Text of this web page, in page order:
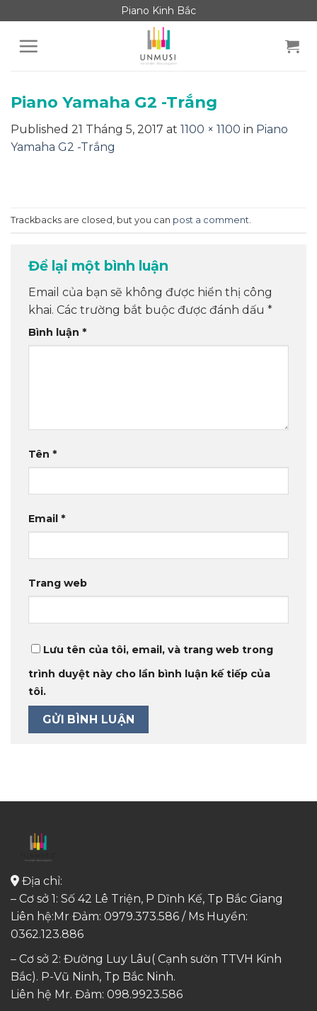
to
content
Piano Kinh Bắc
Piano Yamaha G2 -Trắng
Published 21 Tháng 5, 2017 at 1100 × 1100 in Piano
Yamaha G2 -Trắng
Trackbacks are closed, but you can post a comment
Để lại một bình luận
Email của bạn sẽ không được hiển thị công
khai. Các trường bắt buộc được đánh dấu *
Bình luận *
Tên *
Email *
Trang web
Lưu tên của tôi, email, và trang web trong
trình duyệt này cho lần bình luận kế tiếp của
tôi.
Địa chỉ:
– Cơ sở 1: Số 42 Lê Triện, P Dĩnh Kế, Tp Bắc Giang
Liên hệ:Mr Đảm: 0979.373.586 / Ms Huyền:
0362.123.886
– Cơ sở 2: Đường Luy Lâu( Cạnh sườn TTVH Kinh
Bắc). P-Vũ Ninh, Tp Bắc Ninh.
Liên hệ Mr. Đảm: 098.9923.586